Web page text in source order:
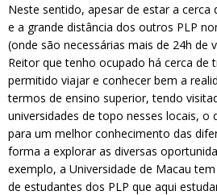
Neste sentido, apesar de estar a cerca
e a grande distância dos outros PLP
(onde são necessárias mais de 24h de
Reitor que tenho ocupado há cerca de
permitido viajar e conhecer bem a
termos de ensino superior, tendo
universidades de topo nesses locais, o
para um melhor conhecimento das
forma a explorar as diversas
exemplo, a Universidade de Macau
de estudantes dos PLP que aqui